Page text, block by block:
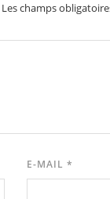
Les champs
E-MAIL*